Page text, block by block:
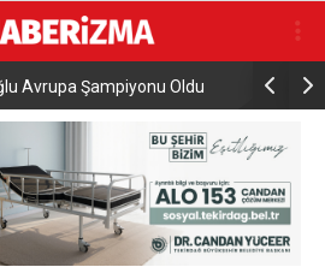
Erdoğan Suudi Arabistan’a çalışma